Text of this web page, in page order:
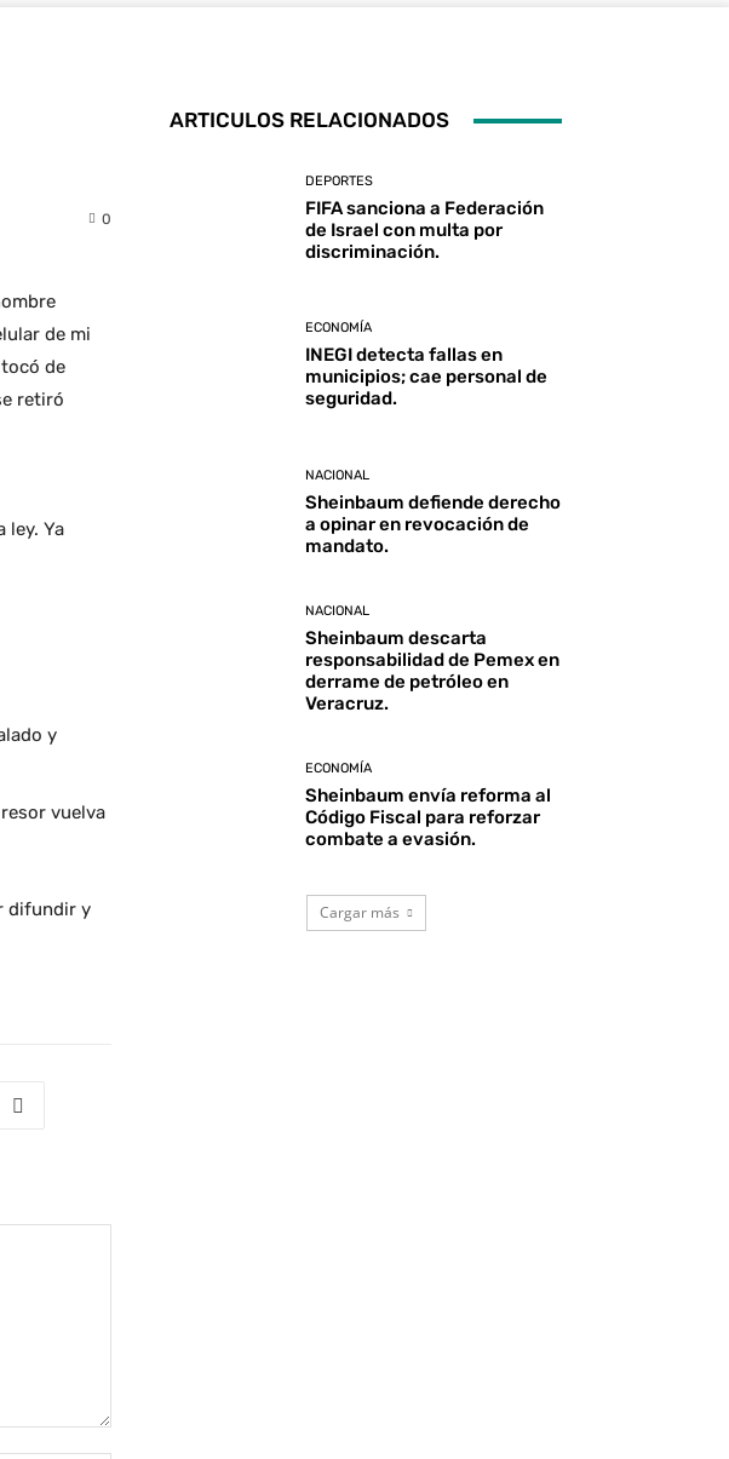
0
de mi
de
retiró
ley. Ya
y
vuelva
difundir y
ARTICULOS RELACIONADOS
DEPORTES
FIFA sanciona a Federación
de Israel con multa por
discriminación.
ECONOMÍA
INEGI detecta fallas en
municipios; cae personal de
seguridad.
NACIONAL
Sheinbaum defiende derecho
a opinar en revocación de
mandato.
NACIONAL
Sheinbaum descarta
responsabilidad de Pemex en
derrame de petróleo en
Veracruz.
ECONOMÍA
Sheinbaum envía reforma al
Código Fiscal para reforzar
combate a evasión.
Cargar más